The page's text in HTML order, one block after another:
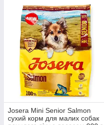
Josera Mini Senior Salmon
сухий корм для малих собак